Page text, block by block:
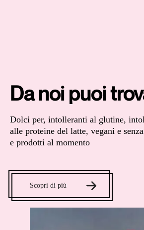
Da noi puoi
Dolci per, intolleranti al glutine,
alle proteine del latte, vegani e
e prodotti al momento
Scopri di più